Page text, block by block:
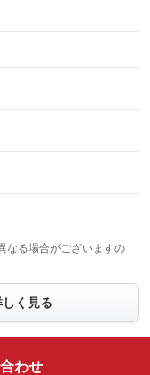
なし
トカメラ
なし
なし
レール
なし
なる場合がございますの
く見る
わせ